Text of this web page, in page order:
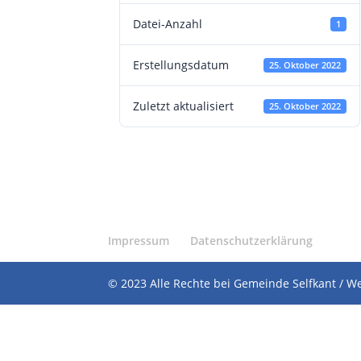
Datei-Anzahl 1
Erstellungsdatum 25. Oktober 2022
Zuletzt aktualisiert 25. Oktober 2022
Impressum Datenschutzerklärung
© 2023 Alle Rechte bei Gemeinde Selfkant /